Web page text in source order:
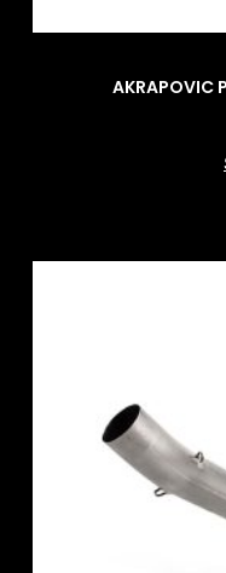
AKRAPOVIC